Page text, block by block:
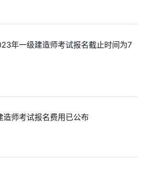
年一级建造师考试报名截止时间为7
师考试报名费用已公布